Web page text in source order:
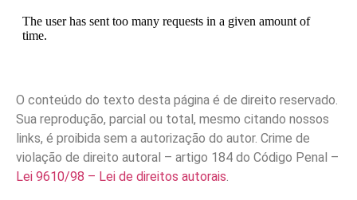
O conteúdo do texto desta página é de direito reservado.
Sua reprodução, parcial ou total, mesmo citando nossos
links, é proibida sem a autorização do autor. Crime de
violação de direito autoral – artigo 184 do Código Penal –
Lei 9610/98 – Lei de direitos autorais.